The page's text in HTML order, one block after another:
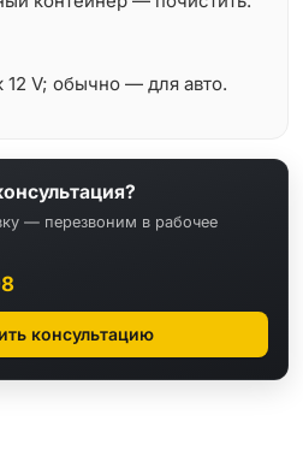
12 V; обычно — для авто.
— перезвоним в рабочее
консультацию